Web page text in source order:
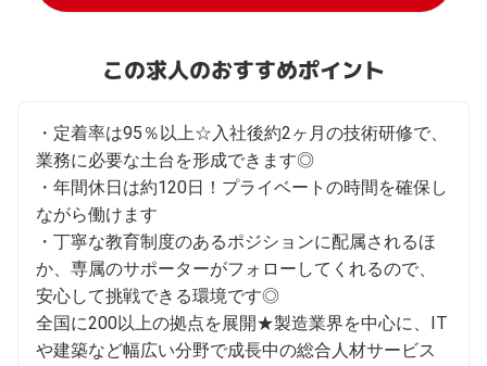
この求人のおすすめポイント
・定着率は95％以上☆入社後約2ヶ月の技術研修で、
業務に必要な土台を形成できます◎
・年間休日は約120日！プライベートの時間を確保し
ながら働けます
・丁寧な教育制度のあるポジションに配属されるほ
か、専属のサポーターがフォローしてくれるので、
安心して挑戦できる環境です◎
全国に200以上の拠点を展開★製造業界を中心に、IT
や建築など幅広い分野で成長中の総合人材サービス